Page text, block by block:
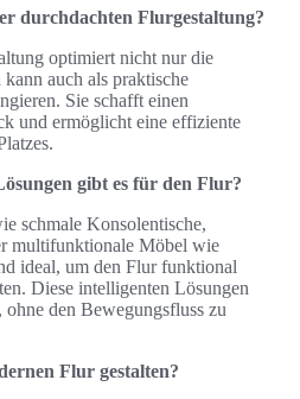
durchdachten Flurgestaltung?
optimiert nicht nur die
auch als praktische
Sie schafft einen
und ermöglicht eine effiziente
gibt es für den Flur?
schmale Konsolentische,
multifunktionale Möbel wie
ideal, um den Flur funktional
Diese intelligenten Lösungen
den Bewegungsfluss zu
Flur gestalten?